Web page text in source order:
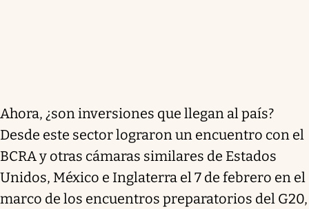
Ahora, ¿son inversiones que llegan al país?
Desde este sector lograron un encuentro con el
BCRA y otras cámaras similares de Estados
Unidos, México e Inglaterra el 7 de febrero en el
marco de los encuentros preparatorios del G20,